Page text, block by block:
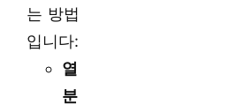
는 방법
입니다:
열
분